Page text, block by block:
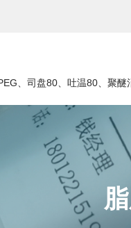
、司盘80、吐温80、聚醚